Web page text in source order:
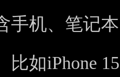
手机、笔记
比如iPhone